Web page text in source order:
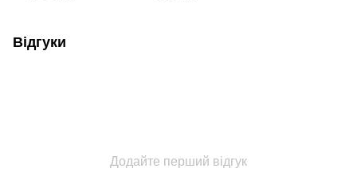
Відгуки
Додайте перший відгук